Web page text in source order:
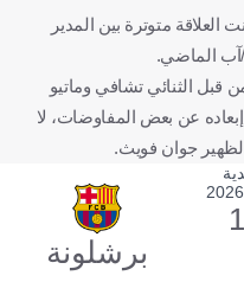
متوترة بين المدير
الماضي.
الثنائي تشافي وماتيو
إبعاده عن بعض المفاوضات، لا
جوان فويث.
برشلونة